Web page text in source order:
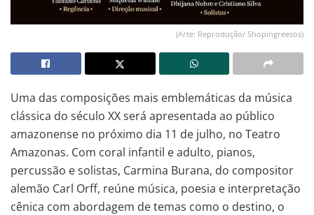
(Arte: Reprodução/ Shopingreesos)
Uma das composições mais emblemáticas da música
clássica do século XX será apresentada ao público
amazonense no próximo dia 11 de julho, no Teatro
Amazonas. Com coral infantil e adulto, pianos,
percussão e solistas, Carmina Burana, do compositor
alemão Carl Orff, reúne música, poesia e interpretação
cênica com abordagem de temas como o destino, o